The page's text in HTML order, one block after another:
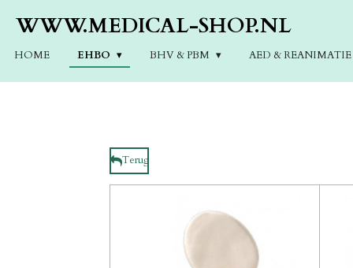
direct
de
WWW.MEDICAL-SHOP.NL
HOME EHBO BHV & PBM AED &
Terug